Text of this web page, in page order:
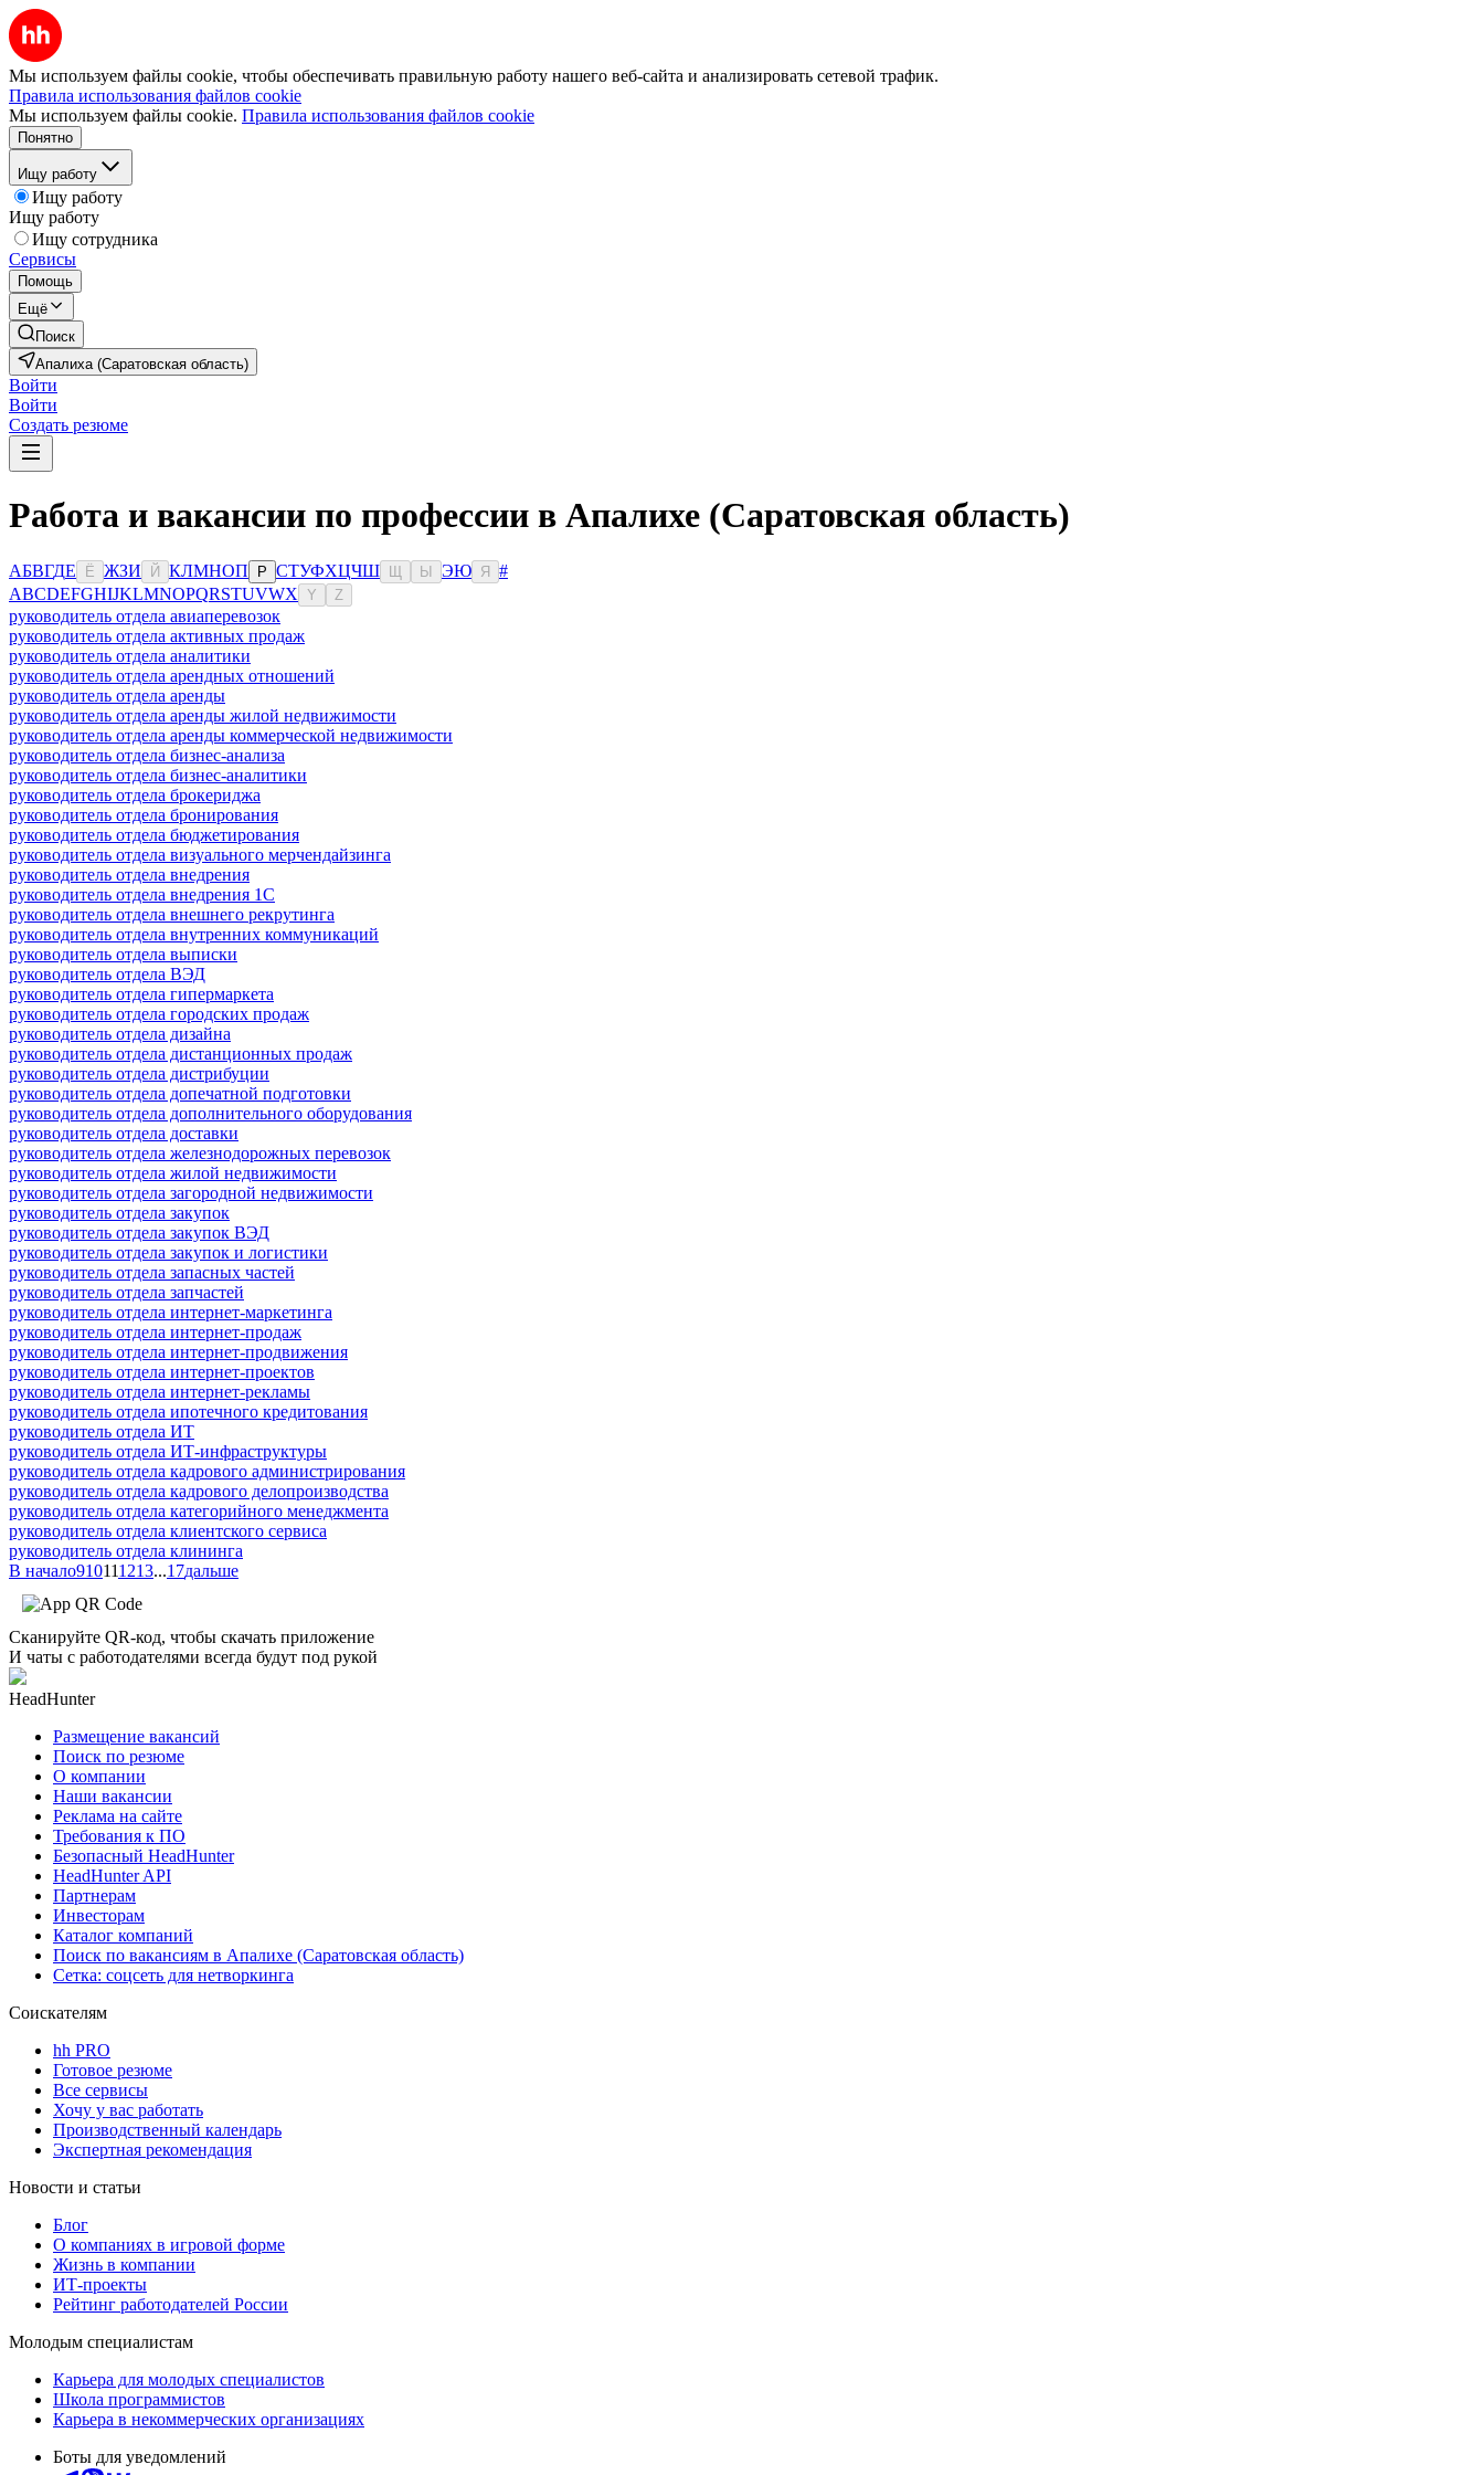
Мы используем файлы cookie, чтобы обеспечивать правильную работу нашего веб-сайта и анализировать сетевой трафик.
Правила использования файлов cookie
Мы используем файлы cookie. Правила использования файлов cookie
Понятно
Ищу работу
Ищу работу
Ищу работу
Ищу сотрудника
Сервисы
Помощь
Ещё
Поиск
Апалиха (Саратовская область)
Войти
Войти
Создать резюме
Работа и вакансии по профессии в Апалихе (Саратовская область)
АБВГДЕ Ё ЖЗИ Й КЛМНОП Р СТУФХЦЧШ Ы ЭЮ Я
#
ABCDEFGHIJKLMNOPQRSTUVWX Y Z
руководитель отдела авиаперевозок
руководитель отдела активных продаж
руководитель отдела аналитики
руководитель отдела арендных отношений
руководитель отдела аренды
руководитель отдела аренды жилой недвижимости
руководитель отдела аренды коммерческой недвижимости
руководитель отдела бизнес-анализа
руководитель отдела бизнес-аналитики
руководитель отдела брокериджа
руководитель отдела бронирования
руководитель отдела бюджетирования
руководитель отдела визуального мерчендайзинга
руководитель отдела внедрения
руководитель отдела внедрения 1С
руководитель отдела внешнего рекрутинга
руководитель отдела внутренних коммуникаций
руководитель отдела выписки
руководитель отдела ВЭД
руководитель отдела гипермаркета
руководитель отдела городских продаж
руководитель отдела дизайна
руководитель отдела дистанционных продаж
руководитель отдела дистрибуции
руководитель отдела допечатной подготовки
руководитель отдела дополнительного оборудования
руководитель отдела доставки
руководитель отдела железнодорожных перевозок
руководитель отдела жилой недвижимости
руководитель отдела загородной недвижимости
руководитель отдела закупок
руководитель отдела закупок ВЭД
руководитель отдела закупок и логистики
руководитель отдела запасных частей
руководитель отдела запчастей
руководитель отдела интернет-маркетинга
руководитель отдела интернет-продаж
руководитель отдела интернет-продвижения
руководитель отдела интернет-проектов
руководитель отдела интернет-рекламы
руководитель отдела ипотечного кредитования
руководитель отдела ИТ
руководитель отдела ИТ-инфраструктуры
руководитель отдела кадрового администрирования
руководитель отдела кадрового делопроизводства
руководитель отдела категорийного менеджмента
руководитель отдела клиентского сервиса
руководитель отдела клининга
В начало910111213...17дальше
Сканируйте QR-код, чтобы скачать приложение
И чаты с работодателями всегда будут под рукой
HeadHunter
Размещение вакансий
Поиск по резюме
О компании
Наши вакансии
Реклама на сайте
Требования к ПО
Безопасный HeadHunter
HeadHunter API
Партнерам
Инвесторам
Каталог компаний
Поиск по вакансиям в Апалихе (Саратовская область)
Сетка: соцсеть для нетворкинга
Соискателям
hh PRO
Готовое резюме
Все сервисы
Хочу у вас работать
Производственный календарь
Экспертная рекомендация
Новости и статьи
Блог
О компаниях в игровой форме
Жизнь в компании
ИТ-проекты
Рейтинг работодателей России
Молодым специалистам
Карьера для молодых специалистов
Школа программистов
Карьера в некоммерческих организациях
Боты для уведомлений